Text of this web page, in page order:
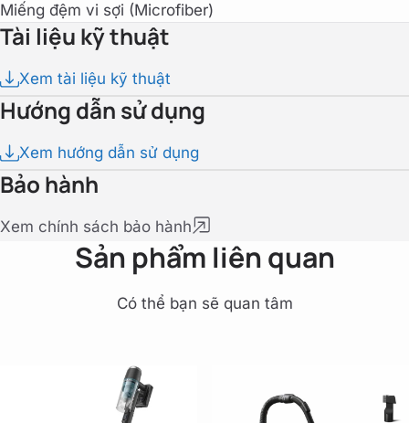
Miếng đệm vi sợi (Microfiber)
Tài liệu kỹ thuật
Xem tài liệu kỹ thuật
Hướng dẫn sử dụng
Xem hướng dẫn sử dụng
Bảo hành
Xem chính sách bảo hành
Sản phẩm liên quan
Có thể bạn sẽ quan tâm